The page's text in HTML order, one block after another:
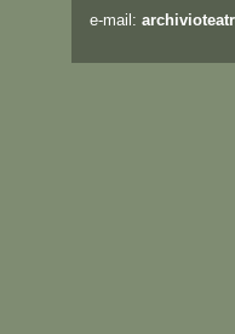
e-mail: